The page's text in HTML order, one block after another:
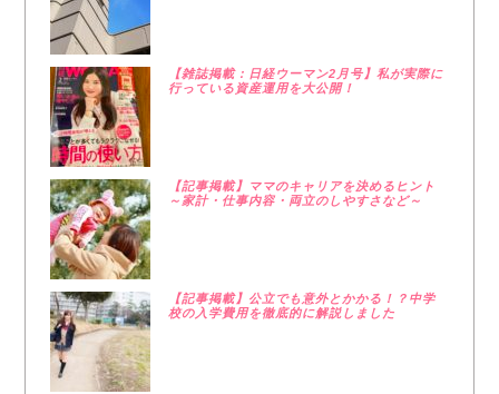
【雑誌掲載：日経ウーマン2月号】私が実際に
行っている資産運用を大公開！
【記事掲載】ママのキャリアを決めるヒント
～家計・仕事内容・両立のしやすさなど～
【記事掲載】公立でも意外とかかる！？中学
校の入学費用を徹底的に解説しました